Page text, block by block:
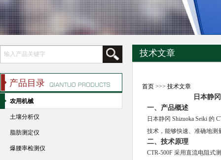
技术文章
首页>>> 技术文章
日本静
一、产品概述
日本静冈 Shizuoka Seiki 的
技术，能够快速、准确地测
二、技术原理
CTR-500F 采用直流电阻式
产品目录
农用机械
土壤分析仪
脂肪测定仪
爆腰率检测仪